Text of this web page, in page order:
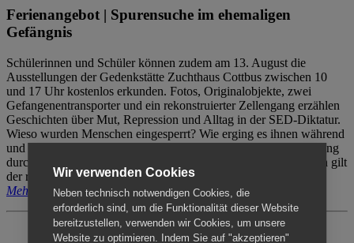
Ferienangebot | Spurensuche im ehemaligen
Gefängnis
Schülerinnen und Schüler können zudem am 13. August die
Ausstellungen der Gedenkstätte Zuchthaus Cottbus zwischen 10
und 17 Uhr kostenlos erkunden. Fotos, Originalobjekte, zwei
Gefangenentransporter und ein rekonstruierter Zellengang erzählen
Geschichten über Mut, Repression und Alltag in der SED-Diktatur.
Wieso wurden Menschen eingesperrt? Wie erging es ihnen während
und nach der Haft? Der Besuch erfolgt individuell ohne Betreuung
durch das Menschenrechtszentrum Cottbus. Für Begleitpersonen gilt
der reguläre Eintritt (8€ / ermäßigt 5€).
Mehr erfahren
Wir verwenden Cookies
Neben technisch notwendigen Cookies, die
erforderlich sind, um die Funktionalität dieser Website
bereitzustellen, verwenden wir Cookies, um unsere
Website zu optimieren. Indem Sie auf "akzeptieren"